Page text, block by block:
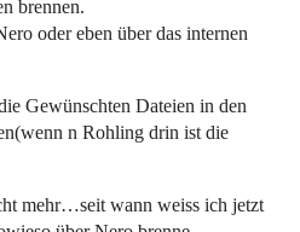
brennen.
oder eben über das internen
Gewünschten Dateien in den
n Rohling drin ist die
mehr…seit wann weiss ich jetzt